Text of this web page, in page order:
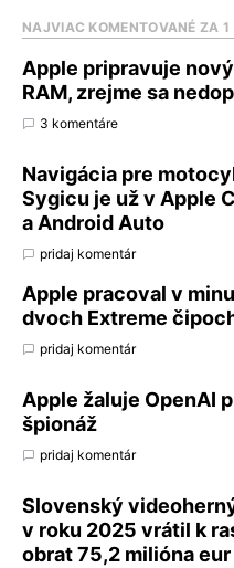
NAJVIAC KOMENTOVANÉ ZA 1
Apple pripravuje
RAM, zrejme sa
3 komentáre
Navigácia pre
Sygicu je už v Apple
a Android Auto
pridaj komentár
Apple pracoval v
dvoch Extreme
pridaj komentár
Apple žaluje OpenAI
špionáž
pridaj komentár
Slovenský
v roku 2025 vrátil k
obrat 75,2 milióna eur